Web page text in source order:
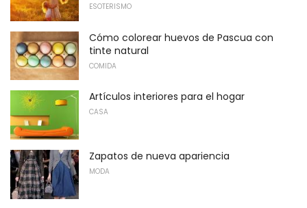
ESOTERISMO
Cómo colorear huevos de Pascua con
tinte natural
COMIDA
Artículos interiores para el hogar
CASA
Zapatos de nueva apariencia
MODA